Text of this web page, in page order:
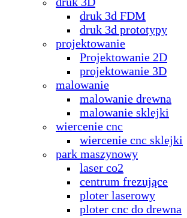
druk 3d FDM
druk 3d prototypy
projektowanie
Projektowanie 2D
projektowanie 3D
malowanie
malowanie drewna
malowanie sklejki
wiercenie cnc
wiercenie cnc sklejki
park maszynowy
laser co2
centrum frezujące
ploter laserowy
ploter cnc do drewna